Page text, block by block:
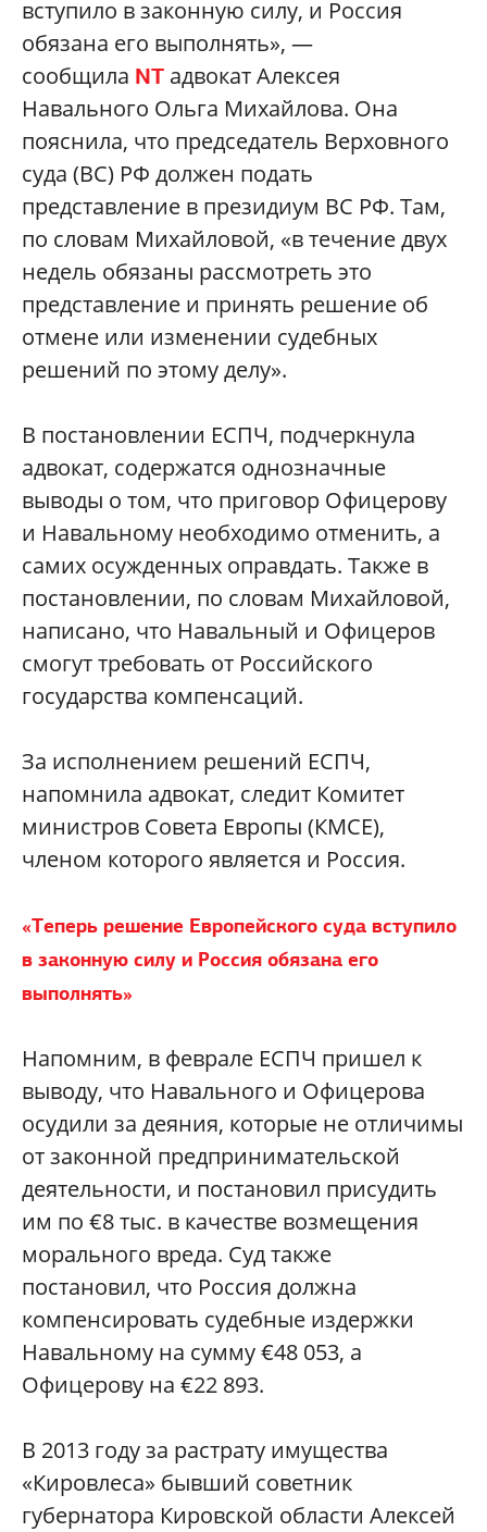
вступило в законную силу, и Россия
обязана его выполнять», —
сообщила NT адвокат Алексея
Навального Ольга Михайлова. Она
пояснила, что председатель Верховного
суда (ВС) РФ должен подать
представление в президиум ВС РФ. Там,
по словам Михайловой, «в течение двух
недель обязаны рассмотреть это
представление и принять решение об
отмене или изменении судебных
решений по этому делу».
В постановлении ЕСПЧ, подчеркнула
адвокат, содержатся однозначные
выводы о том, что приговор Офицерову
и Навальному необходимо отменить, а
самих осужденных оправдать. Также в
постановлении, по словам Михайловой,
написано, что Навальный и Офицеров
смогут требовать от Российского
государства компенсаций.
За исполнением решений ЕСПЧ,
напомнила адвокат, следит Комитет
министров Совета Европы (КМСЕ),
членом которого является и Россия.
«Теперь решение Европейского суда вступило
в законную силу и Россия обязана его
выполнять»
Напомним, в феврале ЕСПЧ пришел к
выводу, что Навального и Офицерова
осудили за деяния, которые не отличимы
от законной предпринимательской
деятельности, и постановил присудить
им по €8 тыс. в качестве возмещения
морального вреда. Суд также
постановил, что Россия должна
компенсировать судебные издержки
Навальному на сумму €48 053, а
Офицерову на €22 893.
В 2013 году за растрату имущества
«Кировлеса» бывший советник
губернатора Кировской области Алексей